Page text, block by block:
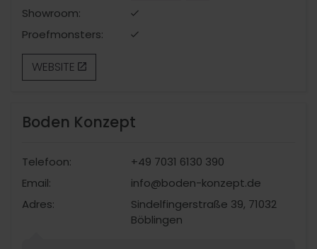
Showroom:
Proefmonsters:
WEBSITE
Boden Konzept
Telefoon:
+49 7031 6130 390
Email:
info@boden-konzept.de
Adres:
Sindelfingerstraße 39, 71032
Böblingen